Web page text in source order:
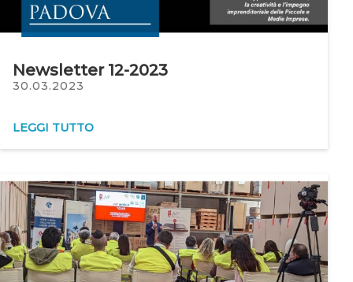
Newsletter 12-2023
30.03.2023
LEGGI TUTTO